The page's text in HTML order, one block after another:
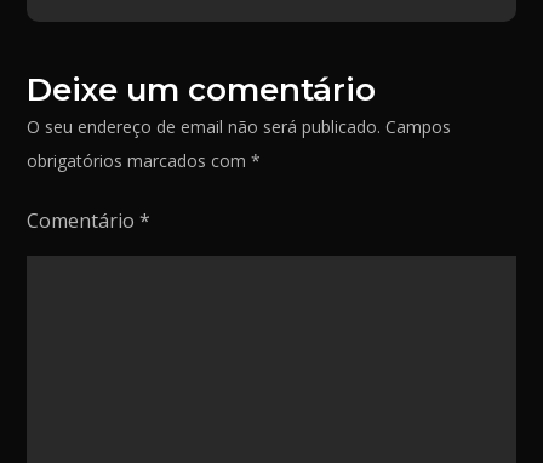
r
Deixe um comentário
O seu endereço de email não será publicado. Campos
obrigatórios marcados com*
Comentário*